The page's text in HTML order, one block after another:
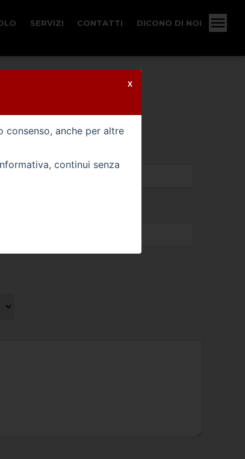
SERVIZI CONTATTI DICONO DI NOI
anche per altre
continui senza
X